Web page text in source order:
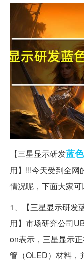
【三星显示研发蓝色
用】!!!今天受到全网
情况呢，下面大家可
1、【三星显示研发
用】市场研究公司
on表示，三星显示
管（OLED）材料，